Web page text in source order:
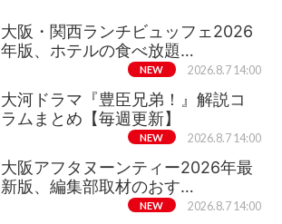
大阪・関西ランチビュッフェ2026
年版、ホテルの食べ放題…
NEW 2026.8.7 14:00
大河ドラマ『豊臣兄弟！』解説コ
ラムまとめ【毎週更新】
NEW 2026.8.7 14:00
大阪アフタヌーンティー2026年最
新版、編集部取材のおす…
NEW 2026.8.7 14:00